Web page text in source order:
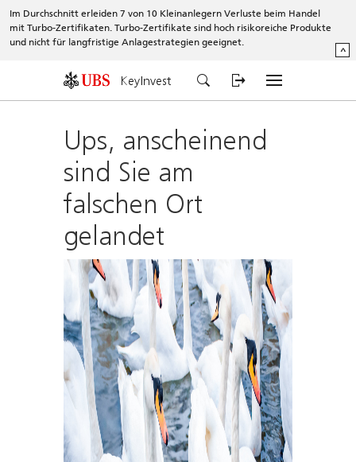
Im Durchschnitt erleiden 7 von 10 Kleinanlegern Verluste beim Handel
mit Turbo-Zertifikaten. Turbo-Zertifikate sind hoch risikoreiche Produkte
und nicht für langfristige Anlagestrategien geeignet.
^
KeyInvest
Ups, anscheinend
sind Sie am
falschen Ort
gelandet